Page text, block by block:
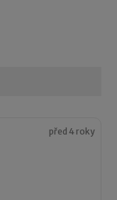
před 4 roky